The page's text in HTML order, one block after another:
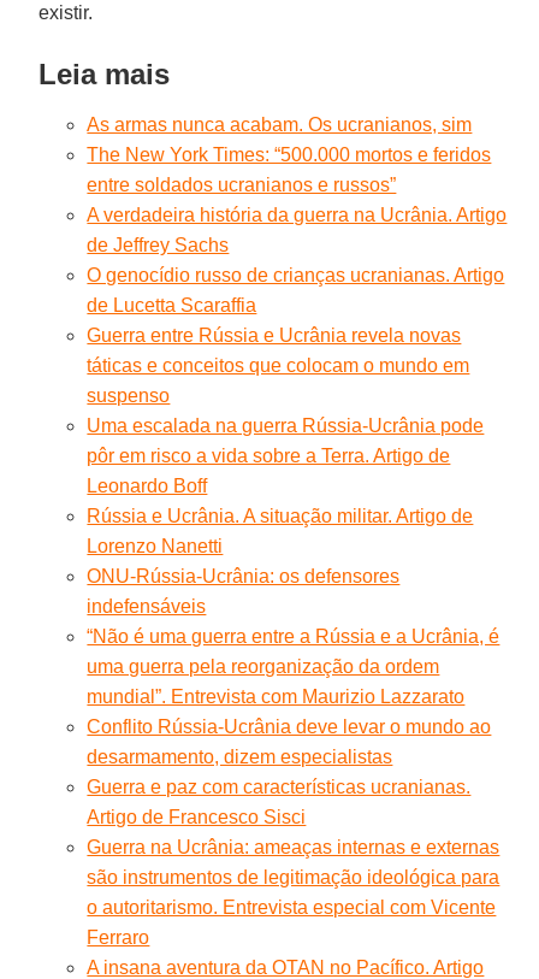
existir.
Leia mais
As armas nunca acabam. Os ucranianos, sim
The New York Times: “500.000 mortos e feridos
entre soldados ucranianos e russos”
A verdadeira história da guerra na Ucrânia. Artigo
de Jeffrey Sachs
O genocídio russo de crianças ucranianas. Artigo
de Lucetta Scaraffia
Guerra entre Rússia e Ucrânia revela novas
táticas e conceitos que colocam o mundo em
suspenso
Uma escalada na guerra Rússia-Ucrânia pode
pôr em risco a vida sobre a Terra. Artigo de
Leonardo Boff
Rússia e Ucrânia. A situação militar. Artigo de
Lorenzo Nanetti
ONU-Rússia-Ucrânia: os defensores
indefensáveis
“Não é uma guerra entre a Rússia e a Ucrânia, é
uma guerra pela reorganização da ordem
mundial”. Entrevista com Maurizio Lazzarato
Conflito Rússia-Ucrânia deve levar o mundo ao
desarmamento, dizem especialistas
Guerra e paz com características ucranianas.
Artigo de Francesco Sisci
Guerra na Ucrânia: ameaças internas e externas
são instrumentos de legitimação ideológica para
o autoritarismo. Entrevista especial com Vicente
Ferraro
A insana aventura da OTAN no Pacífico. Artigo